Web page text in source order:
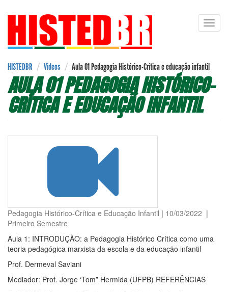
Pular
conteúdo
HISTEDBR Videos Aula 01 Pedagogia Histórico-Crítica e educação infantil
AULA 01 PEDAGOGIA HISTÓRICO-
CRÍTICA E EDUCAÇÃO INFANTIL
Pedagogia Histórico-Crítica e Educação Infantil | 10/03/2022 |
Primeiro Semestre
Aula 1: INTRODUÇÃO: a Pedagogia Histórico Crítica como uma
teoria pedagógica marxista da escola e da educação infantil
Prof. Dermeval Saviani
Mediador: Prof. Jorge ‘Tom” Hermida (UFPB) REFERÊNCIAS